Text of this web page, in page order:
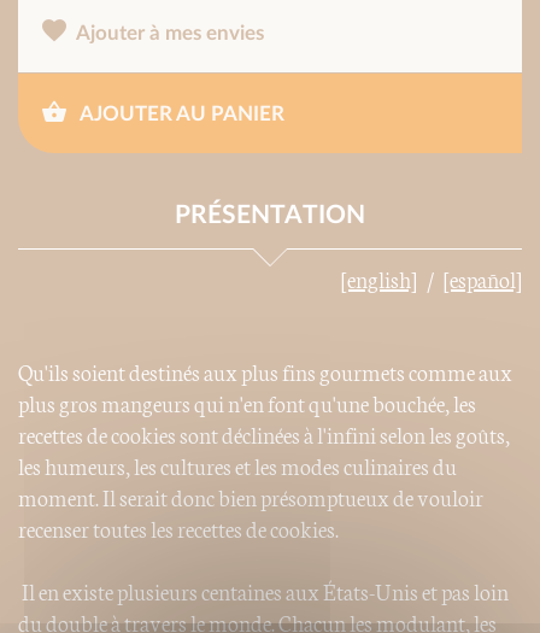
Ajouter à mes envies
AJOUTER AU PANIER
PRÉSENTATION
[english] [español]
Qu'ils soient destinés aux plus fins gourmets comme aux
plus gros mangeurs qui n'en font qu'une bouchée, les
recettes de cookies sont déclinées à l'infini selon les goûts,
les humeurs, les cultures et les modes culinaires du
moment. Il serait donc bien présomptueux de vouloir
recenser toutes les recettes de cookies.
Il en existe plusieurs centaines aux États-Unis et pas loin
du double à travers le monde. Chacun les modulant, les